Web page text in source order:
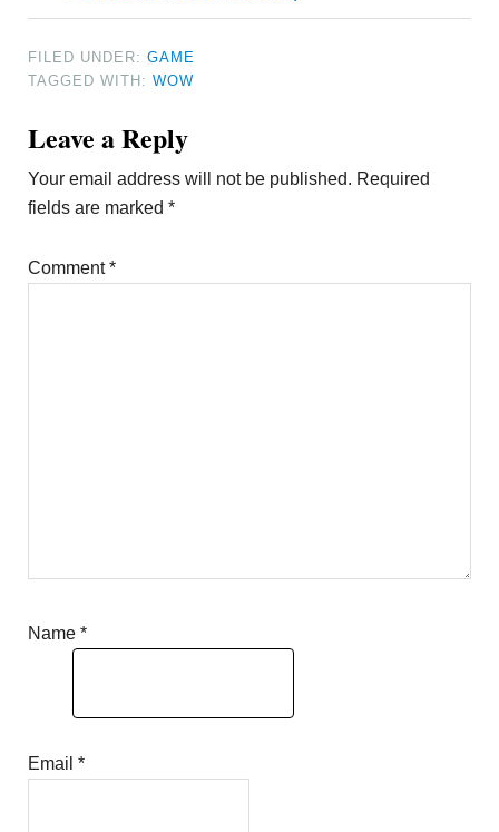
FILED UNDER:GAME
TAGGED WITH:WOW
Reader
Interactions
Leave a Reply
Your email address will not be published. Required
fields are marked*
Comment*
Name*
Email*